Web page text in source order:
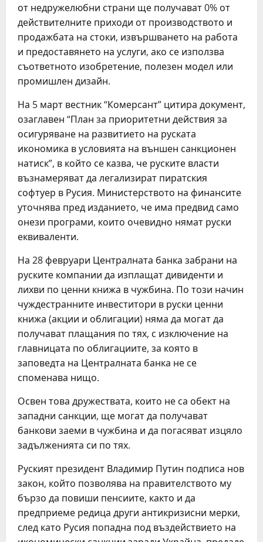
от недружелюбни страни ще получават 0% от
действителните приходи от производството и
продажбата на стоки, извършването на работа
и предоставянето на услуги, ако се използва
съответното изобретение, полезен модел или
промишлен дизайн.
На 5 март вестник “Комерсант” цитира документ,
озаглавен “План за приоритетни действия за
осигуряване на развитието на руската
икономика в условията на външен санкционен
натиск”, в който се казва, че руските власти
възнамеряват да легализират пиратския
софтуер в Русия. Министерството на финансите
уточнява пред изданието, че има предвид само
онези програми, които очевидно нямат руски
еквиваленти.
На 28 февруари Централната банка забрани на
руските компании да изплащат дивиденти и
лихви по ценни книжа в чужбина. По този начин
чуждестранните инвеститори в руски ценни
книжа (акции и облигации) няма да могат да
получават плащания по тях, с изключение на
главницата по облигациите, за която в
заповедта на Централната банка не се
споменава нищо.
Освен това дружествата, които не са обект на
западни санкции, ще могат да получават
банкови заеми в чужбина и да погасяват изцяло
задълженията си по тях.
Руският президент Владимир Путин подписа нов
закон, който позволява на правителството му
бързо да повиши пенсиите, както и да
предприеме редица други антикризисни мерки,
след като Русия попадна под въздействието на